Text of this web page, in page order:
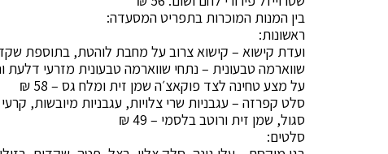
בין המנות המוכרות בתפריט המסעדה:
ראשונות:
ועדת קישוא – קישוא צרוב על מחבת לוהטת, בתוספת שקדים
שווארמה טבעונית – נתחי שווארמה טבעונית מזרעי
על מצע טחינה לצד פוקאצ׳ה שמן זית ומלח גס – 58 ₪
סלט קפרזה – עגבניות שרי צלויות, עגבניות מיובשות,
סגול, שמן זית ורוטב בלסמי – 49 ₪
סלטים: